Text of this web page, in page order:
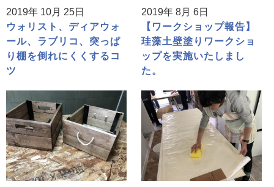
2019年 10月 25日
ウォリスト、ディアウォ
ール、ラブリコ、突っぱ
り棚を倒れにくくするコ
ツ
2019年 8月 6日
【ワークショップ報告】
珪藻土壁塗りワークショ
ップを実施いたしまし
た。